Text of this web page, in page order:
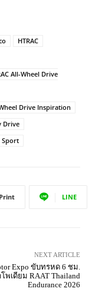
HTRAC
All-Wheel Drive
Drive Inspiration
Drive
Sport
Print LINE
NEXT ARTICLE
Expo ขับทรหด 6 ชม.
พเดียม RAAT Thailand
Endurance 2026